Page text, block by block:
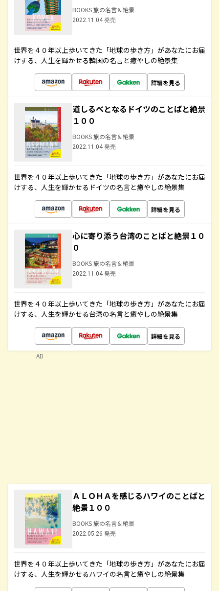
BOOKS 旅の名言＆絶景
2022.11.04 発売
世界を４０年以上歩いてきた「地球の歩き方」があなたにお届
けする、人生を輝かせる韓国の名言と癒やしの絶景集
詳細を見る
道しるべとなるドイツのことばと絶景
１００
BOOKS 旅の名言＆絶景
2022.11.04 発売
世界を４０年以上歩いてきた「地球の歩き方」があなたにお届
けする、人生を輝かせるドイツの名言と癒やしの絶景集
詳細を見る
心に寄り添う台湾のことばと絶景１０
０
BOOKS 旅の名言＆絶景
2022.11.04 発売
世界を４０年以上歩いてきた「地球の歩き方」があなたにお届
けする、人生を輝かせる台湾の名言と癒やしの絶景集
詳細を見る
ＡＬＯＨＡを感じるハワイのことばと
絶景１００
BOOKS 旅の名言＆絶景
2022.05.26 発売
世界を４０年以上歩いてきた「地球の歩き方」があなたにお届
けする、人生を輝かせるハワイの名言と癒やしの絶景集
AD